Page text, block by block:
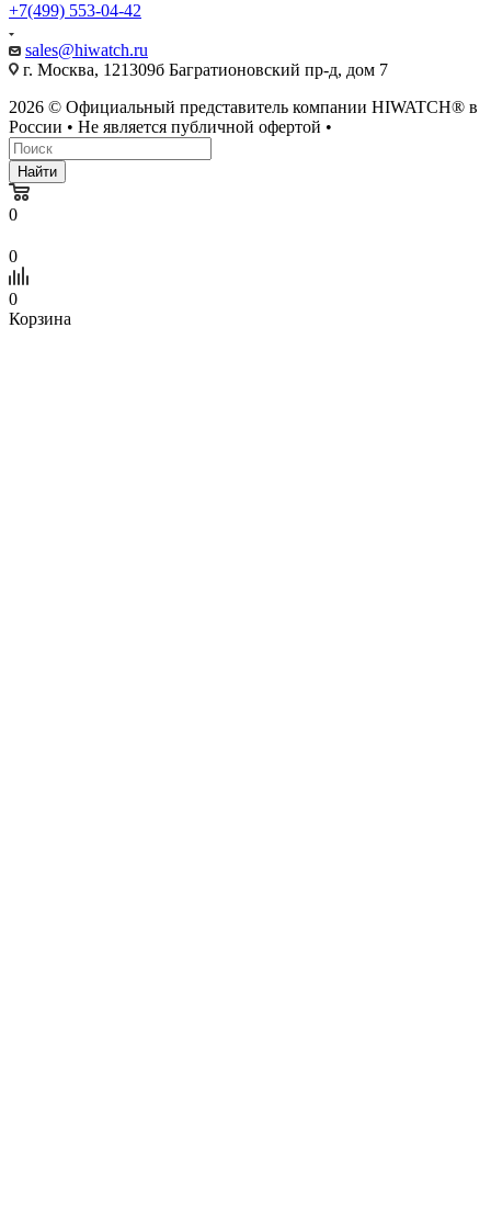
+7(499) 553-04-42
sales@hiwatch.ru
г. Москва, 121309б Багратионовский пр-д, дом 7
2026 © Официальный представитель компании HIWATCH® в
России • Не является публичной офертой •
Найти
0
0
0
Корзина